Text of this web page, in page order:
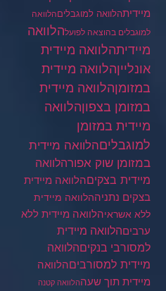
מיידיתהלוואה למוגבליםהלוואה
למוגבלים בהוצאה לפועלהלוואה
מיידיתהלוואה מיידית
אונלייןהלוואה מיידית
במזומןהלוואה מיידית
במזומן בצפוןהלוואה
מיידית במזומן
למוגבליםהלוואה מיידית
במזומן שוק אפורהלוואה
מיידית בצקיםהלוואה מיידית
בצקים נתניההלוואה מיידית
ללא אשראיהלוואה מיידית ללא
ערביםהלוואה מיידית
למסורבי בנקיםהלוואה
מיידית למסורביםהלוואה
מיידית תוך שעההלוואה קטנה